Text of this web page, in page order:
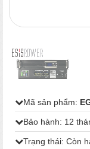
Mã sản phẩm:
Bảo hành: 12
Trạng thái: Còn